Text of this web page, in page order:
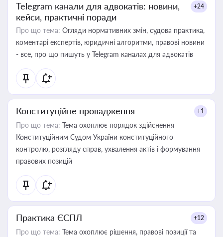
Telegram канали для адвокатів: новини,
кейси, практичні поради
+24
Про що тема: Огляди нормативних змін, судова практика,
коментарі експертів, юридичні алгоритми, правові новини
- все, про що пишуть у Telegram каналах для адвокатів
Конституційне провадження +1
Про що тема: Тема охоплює порядок здійснення
Конституційним Судом України конституційного
контролю, розгляду справ, ухвалення актів і формування
правових позицій
Практика ЄСПЛ +12
Про що тема: Тема охоплює рішення, правові позиції та